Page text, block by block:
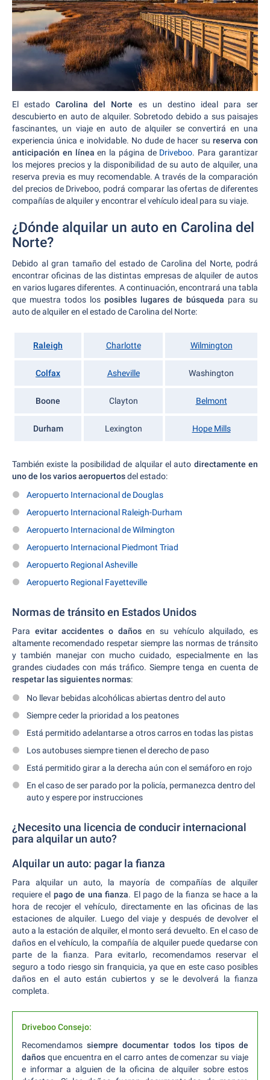
El estadoCarolina del Norte es un destino ideal para ser
descubierto en auto de alquiler. Sobretodo debido a sus paisajes
fascinantes, un viaje en auto de alquiler se convertirá en una
experiencia única e inolvidable. No dude de hacer su reserva con
anticipación en línea en la página de Driveboo. Para garantizar
los mejores precios y la disponibilidad de su auto de alquiler, una
reserva previa es muy recomendable. A través de la comparación
del precios de Driveboo, podrá comparar las ofertas de diferentes
compañías de alquiler y encontrar el vehículo ideal para su viaje.
¿Dónde alquilar un auto en Carolina del
Norte?
Debido al gran tamaño del estado de Carolina del Norte, podrá
encontrar oficinas de las distintas empresas de alquiler de autos
en varios lugares diferentes. A continuación, encontrará una tabla
que muestra todos los posibles lugares de búsqueda para su
auto de alquiler en el estado de Carolina del Norte:
Raleigh Charlotte Wilmington
Colfax Asheville Washington
Boone Clayton Belmont
Durham Lexington Hope Mills
También existe la posibilidad de alquilar el auto directamente en
uno de los varios aeropuertosdel estado:
Aeropuerto Internacional de Douglas
Aeropuerto Internacional Raleigh-Durham
Aeropuerto Internacional de Wilmington
Aeropuerto Internacional Piedmont Triad
Aeropuerto Regional Asheville
Aeropuerto Regional Fayetteville
Normas de tránsito en Estados Unidos
Para evitar accidentes o dañosen su vehículo alquilado, es
altamente recomendado respetar siempre las normas de tránsito
y también manejar con mucho cuidado, especialmente en las
grandes ciudades con más tráfico. Siempre tenga en cuenta de
respetar las siguientes normas:
No llevar bebidas alcohólicas abiertas dentro del auto
Siempre ceder la prioridad a los peatones
Está permitido adelantarse a otros carros en todas las pistas
Los autobuses siempre tienen el derecho de paso
Está permitido girar a la derecha aún con el semáforo en rojo
En el caso de ser parado por la policía, permanezca dentro del
auto y espere por instrucciones
¿Necesito una licencia de conducir internacional
para alquilar un auto?
Alquilar un auto: pagar la fianza
Para alquilar un auto, la mayoría de compañías de alquiler
requiere el pago de una fianza. El pago de la fianza se hace a la
hora de recojer el vehículo, directamente en las oficinas de las
estaciones de alquiler. Luego del viaje y después de devolver el
auto a la estación de alquiler, el monto será devuelto. En el caso de
daños en el vehículo, la compañía de alquiler puede quedarse con
parte de la fianza. Para evitarlo, recomendamos reservar el
seguro a todo riesgo sin franquicia, ya que en este caso posibles
daños en el auto están cubiertos y se le devolverá la fianza
completa.
Driveboo Consejo:
Recomendamossiempre documentar todos los tipos de
daños que encuentra en el carro antes de comenzar su viaje
e informar a alguien de la oficina de alquiler sobre estos